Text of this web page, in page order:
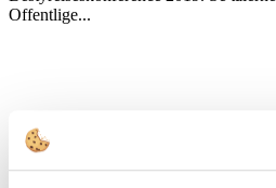
Offentlige...